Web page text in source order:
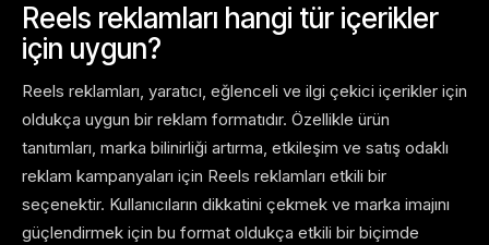
Reels reklamları hangi tür içerikler
için uygun?
Reels reklamları, yaratıcı, eğlenceli ve ilgi çekici içerikler için
oldukça uygun bir reklam formatıdır. Özellikle ürün
tanıtımları, marka bilinirliği artırma, etkileşim ve satış odaklı
reklam kampanyaları için Reels reklamları etkili bir
seçenektir. Kullanıcıların dikkatini çekmek ve marka imajını
güçlendirmek için bu format oldukça etkili bir biçimde